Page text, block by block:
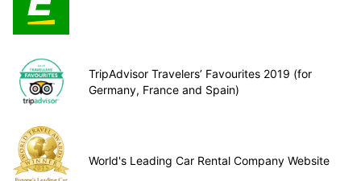
TripAdvisor Travelers’ Favourites 2019 (for
Germany, France and Spain)
World's Leading Car Rental Company Website